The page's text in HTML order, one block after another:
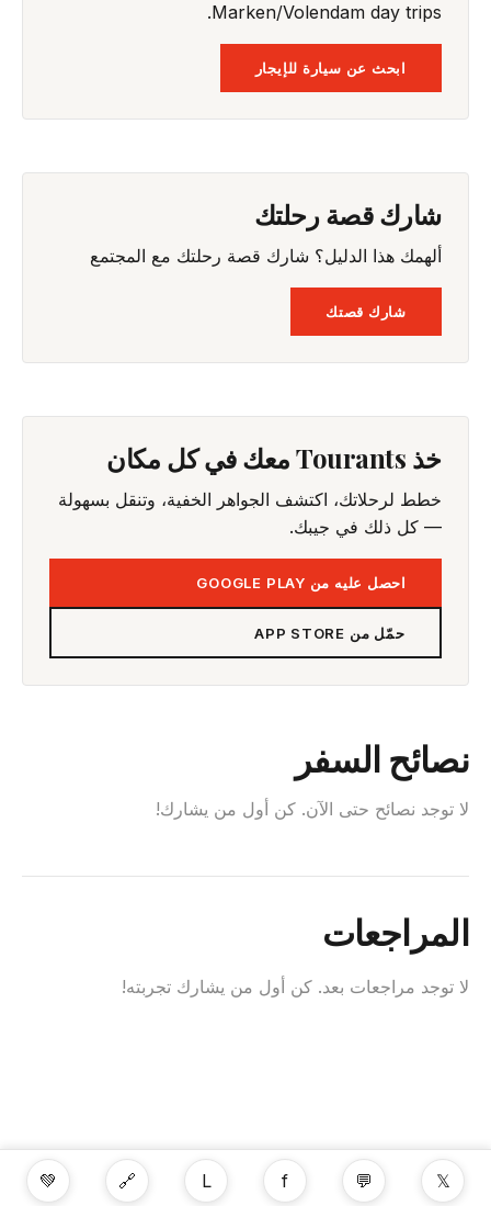
Marken/Volendam day trips.
ابحث عن سيارة للإيجار
شارك قصة رحلتك
ألهمك هذا الدليل؟ شارك قصة رحلتك مع المجتمع
شارك قصتك
خذ Tourants معك في كل مكان
خطط لرحلاتك، اكتشف الجواهر الخفية، وتنقل بسهولة
— كل ذلك في جيبك.
احصل عليه من GOOGLE PLAY
حمّل من APP STORE
نصائح السفر
لا توجد نصائح حتى الآن. كن أول من يشارك!
المراجعات
لا توجد مراجعات بعد. كن أول من يشارك تجربته!
𝕏
💬
f
L
🔗
💚